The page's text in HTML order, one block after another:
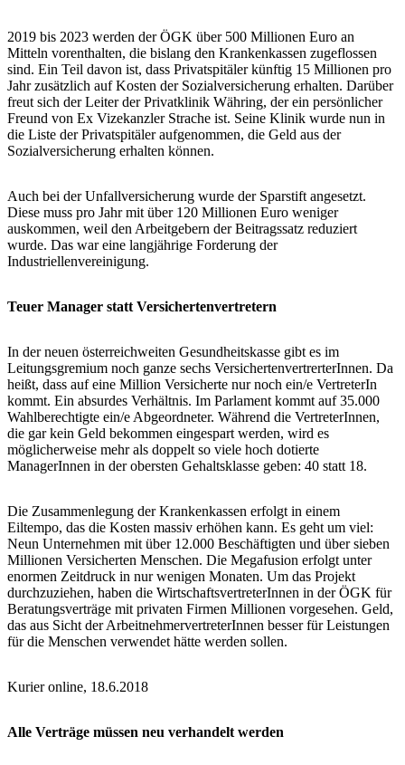
2019 bis 2023 werden der ÖGK über 500 Millionen Euro an
Mitteln vorenthalten, die bislang den Krankenkassen zugeflossen
sind. Ein Teil davon ist, dass Privatspitäler künftig 15 Millionen pro
Jahr zusätzlich auf Kosten der Sozialversicherung erhalten. Darüber
freut sich der Leiter der Privatklinik Währing, der ein persönlicher
Freund von Ex Vizekanzler Strache ist. Seine Klinik wurde nun in
die Liste der Privatspitäler aufgenommen, die Geld aus der
Sozialversicherung erhalten können.
Auch bei der Unfallversicherung wurde der Sparstift angesetzt.
Diese muss pro Jahr mit über 120 Millionen Euro weniger
auskommen, weil den Arbeitgebern der Beitragssatz reduziert
wurde. Das war eine langjährige Forderung der
Industriellenvereinigung.
Teuer Manager statt Versichertenvertretern
In der neuen österreichweiten Gesundheitskasse gibt es im
Leitungsgremium noch ganze sechs VersichertenvertrerterInnen. Da
heißt, dass auf eine Million Versicherte nur noch ein/e VertreterIn
kommt. Ein absurdes Verhältnis. Im Parlament kommt auf 35.000
Wahlberechtigte ein/e Abgeordneter. Während die VertreterInnen,
die gar kein Geld bekommen eingespart werden, wird es
möglicherweise mehr als doppelt so viele hoch dotierte
ManagerInnen in der obersten Gehaltsklasse geben: 40 statt 18.
Die Zusammenlegung der Krankenkassen erfolgt in einem
Eiltempo, das die Kosten massiv erhöhen kann. Es geht um viel:
Neun Unternehmen mit über 12.000 Beschäftigten und über sieben
Millionen Versicherten Menschen. Die Megafusion erfolgt unter
enormen Zeitdruck in nur wenigen Monaten. Um das Projekt
durchzuziehen, haben die WirtschaftsvertreterInnen in der ÖGK für
Beratungsverträge mit privaten Firmen Millionen vorgesehen. Geld,
das aus Sicht der ArbeitnehmervertreterInnen besser für Leistungen
für die Menschen verwendet hätte werden sollen.
Kurier online, 18.6.2018
Alle Verträge müssen neu verhandelt werden